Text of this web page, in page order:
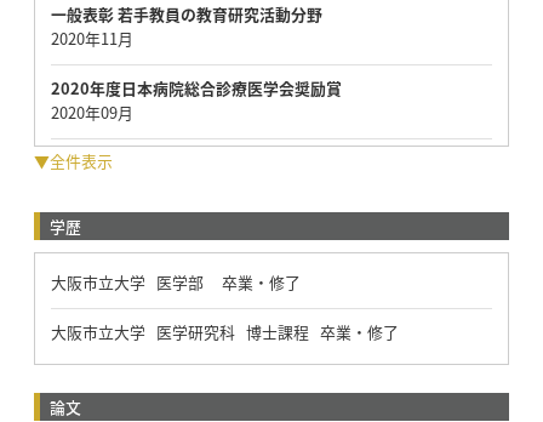
一般表彰 若手教員の教育研究活動分野
2020年11月
2020年度日本病院総合診療医学会奨励賞
2020年09月
▼全件表示
学歴
大阪市立大学 医学部 卒業・修了
大阪市立大学 医学研究科 博士課程 卒業・修了
論文